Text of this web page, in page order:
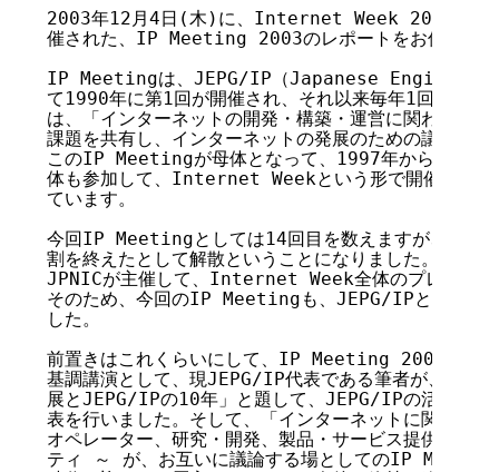
2003年12月4日(木)に、Internet Week 2003の中の
催された、IP Meeting 2003のレポートをお伝えし
IP Meetingは、JEPG/IP（Japanese
て1990年に第1回が開催され、それ以来毎年1回続いて
は、「インターネットの開発・構築・運営に関わる人
課題を共有し、インターネットの発展のための議論を
このIP Meetingが母体となって、1997年からさまざ
体も参加して、Internet Weekという形で開催される
ています。
今回IP Meetingとしては14回目を数えますが、
割を終えたとして解散ということになりました。し
JPNICが主催して、Internet Week全体のプレナリー
そのため、今回のIP Meetingも、JEPG/IPとJPNIC
した。
前置きはこれくらいにして、IP Meeting 2003の内容
基調講演として、現JEPG/IP代表である筆者が、「日
展とJEPG/IPの10年」と題して、JEPG/IPの活動と
表を行いました。そして、「インターネットに関わる
オペレーター、研究・開発、製品・サービス提供者、
ティ ～ が、お互いに議論する場としてのIP Meeting